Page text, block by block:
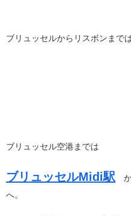
ブリュッセルからリスボンまで
ブリュッセル空港までは
ブリュッセルMidi駅 か
へ。